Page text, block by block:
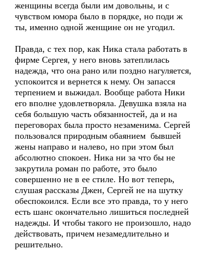
женщины всегда были им довольны, и с
чувством юмора было в порядке, но поди ж
ты, именно одной женщине он не угодил.
Правда, с тех пор, как Ника стала работать в
фирме Сергея, у него вновь затеплилась
надежда, что она рано или поздно нагуляется,
успокоится и вернется к нему. Он запасся
терпением и выжидал. Вообще работа Ники
его вполне удовлетворяла. Девушка взяла на
себя большую часть обязанностей, да и на
переговорах была просто незаменима. Сергей
пользовался природным обаянием бывшей
жены направо и налево, но при этом был
абсолютно спокоен. Ника ни за что бы не
закрутила роман по работе, это было
совершенно не в ее стиле. Но вот теперь,
слушая рассказы Джен, Сергей не на шутку
обеспокоился. Если все это правда, то у него
есть шанс окончательно лишиться последней
надежды. И чтобы такого не произошло, надо
действовать, причем незамедлительно и
решительно.